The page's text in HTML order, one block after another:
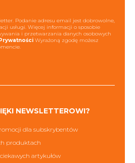
Podanie adresu email jest dobrowolne,
usługi. Więcej informacji o sposobie
i przetwarzania danych osobowych
Wyrażoną zgodę możesz
NEWSLETTEROWI?
dla subskrybentów
produktach
artykułów